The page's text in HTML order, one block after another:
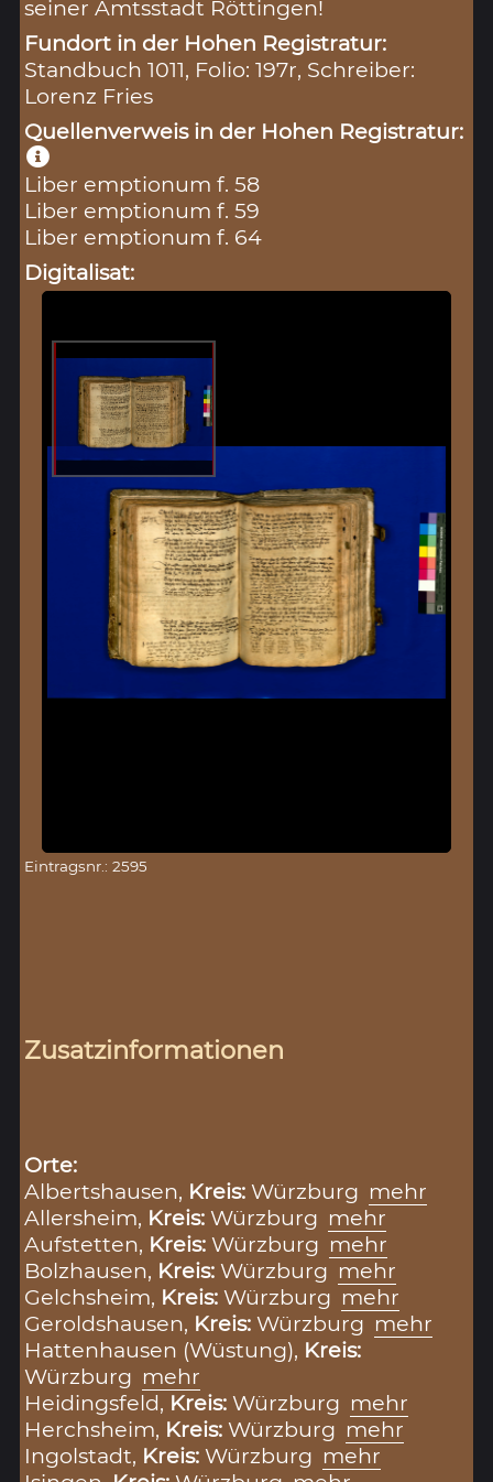
seiner Amtsstadt Röttingen!
Fundort in der Hohen Registratur:
Standbuch 1011, Folio: 197r, Schreiber:
Lorenz Fries
Quellenverweis in der Hohen Registratur:
Liber emptionum f. 58
Liber emptionum f. 59
Liber emptionum f. 64
Digitalisat:
Eintragsnr.: 2595
Zusatzinformationen
Orte:
Albertshausen, Kreis:Würzburg mehr
Allersheim, Kreis:Würzburg mehr
Aufstetten, Kreis:Würzburg mehr
Bolzhausen, Kreis:Würzburg mehr
Gelchsheim, Kreis:Würzburg mehr
Geroldshausen, Kreis:Würzburg mehr
Hattenhausen (Wüstung), Kreis:
Würzburg mehr
Heidingsfeld, Kreis:Würzburg mehr
Herchsheim, Kreis:Würzburg mehr
Ingolstadt, Kreis:Würzburg mehr